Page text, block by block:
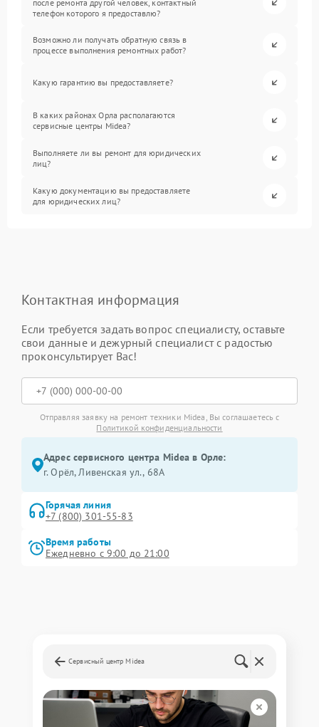
после ремонта другой человек, контактный
телефон которого я предоставлю?
Возможно ли получать обратную связь в
процессе выполнения ремонтных работ?
Какую гарантию вы предоставляете?
В каких районах Орла располагаются
сервисные центры Midea?
Выполняете ли вы ремонт для юридических
лиц?
Какую документацию вы предоставляете
для юридических лиц?
Контактная информация
Если требуется задать вопрос специалисту, оставьте
свои данные и дежурный специалист с радостью
проконсультирует Вас!
Отправляя заявку на ремонт техники Midea, Вы соглашаетесь с
Политикой конфиденциальности
Адрес сервисного центра Midea в Орле:
г. Орёл, Ливенская ул., 68А
Горячая линия
+7 (800) 301-55-83
Время работы
Ежедневно с 9:00 до 21:00
Сервисный центр Midea